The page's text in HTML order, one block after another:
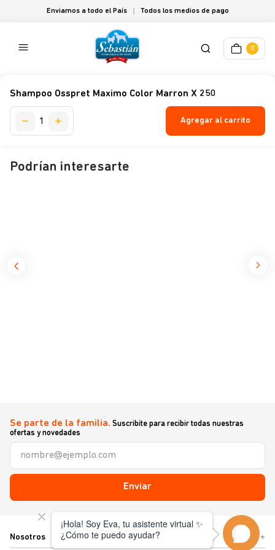
Enviamos a todo el País Todos los medios de pago
0
Shampoo Osspret Maximo Color Marron X 250
Agregar al carrito
Podrían interesarte
Se parte de la familia. Suscribite para recibir todas nuestras
ofertas y novedades
Enviar
Nosotros +